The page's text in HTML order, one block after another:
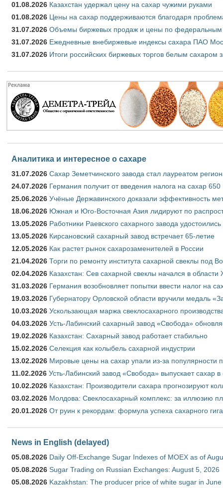
01.08.2026 Казахстан удержал цену на сахар чужими руками
01.08.2026 Цены на сахар поддерживаются благодаря
31.07.2026 Объемы биржевых продаж и цены по федеральным
31.07.2026 Ежедневные внебиржевые индексы сахара ПАО
31.07.2026 Итоги российских биржевых торгов белым сахаром
Аналитика и интересное о сахаре
31.07.2026 Сахар Земетчинского завода стал лауреатом
24.07.2026 Германия получит от введения налога на сахар
25.06.2026 Учёные Державинского доказали эффективность
18.06.2026 Южная и Юго-Восточная Азия лидируют по
13.05.2026 Работники Раевского сахарного завода удостоились
13.05.2026 Кирсановский сахарный завод встречает 65-летие
12.05.2026 Как растет рынок сахарозаменителей в России
21.04.2026 Торги по ремонту института сахарной свеклы под
02.04.2026 Казахстан: Сев сахарной свеклы начался в области
31.03.2026 Германия возобновляет попытки ввести налог на
19.03.2026 Губернатору Орловской области вручили медаль
10.03.2026 Ускользающая маржа свеклосахарного
04.03.2026 Усть-Лабинский сахарный завод «Свобода»
19.02.2026 Казахстан: Сахарный завод работает стабильно
15.02.2026 Селекция как колыбель сахарной индустрии
13.02.2026 Мировые цены на сахар упали из-за популярности
11.02.2026 Усть-Лабинский завод «Свобода» выпускает сахар в
10.02.2026 Казахстан: Производители сахара прогнозируют
03.02.2026 Молдова: Свеклосахарный комплекс: за иллюзию
20.01.2026 От руин к рекордам: формула успеха сахарного
News in English (delayed)
05.08.2026 Daily Off-Exchange Sugar Indexes of MOEX as of
05.08.2026 Sugar Trading on Russian Exchanges: August 5, 2026
05.08.2026 Kazakhstan: The producer price of white sugar in